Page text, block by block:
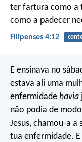
ter fartura como a
como a padecer
Filipenses 4:12
E ensinava no
estava ali uma
enfermidade havia
não podia de
Jesus, chamou-a a
tua enfermidade.